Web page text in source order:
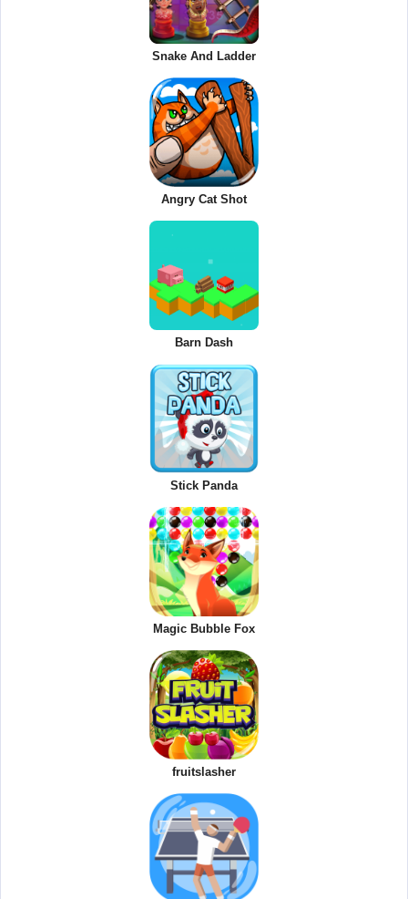
Snake And Ladder
Angry Cat Shot
Barn Dash
Stick Panda
Magic Bubble Fox
fruitslasher